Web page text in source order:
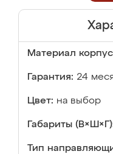
Материал
Гарантия: 24
Цвет: на выбор
Габариты
Тип